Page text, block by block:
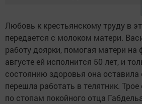
Любовь к крестьянскому труду в
передается с молоком матери.
работу доярки, помогая матери на
августе ей исполнится 50 лет, и
состоянию здоровья она оставила
перешла работать в телятник.
по стопам покойного отца